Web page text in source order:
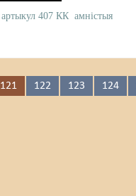
артыкул 407 КК амністыя
121 122 123 124